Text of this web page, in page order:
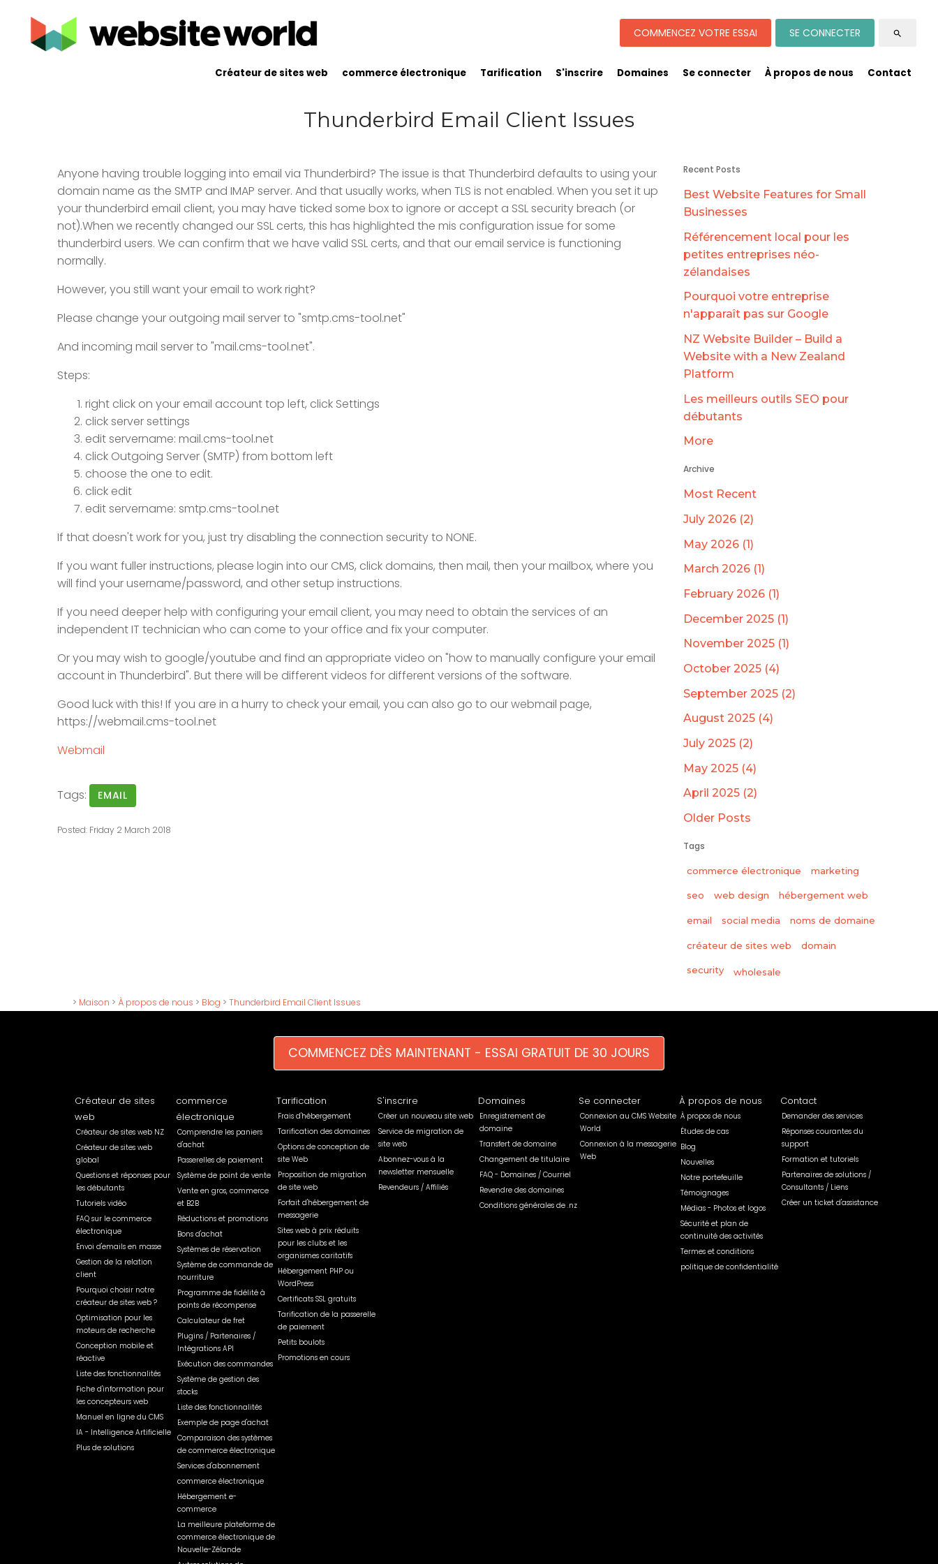
Créateur de sites web commerce électronique Tarification S'inscrire Domaines Se connecter À propos de nous Contact
COMMENCEZ VOTRE ESSAI SE CONNECTER search
Thunderbird Email Client Issues
Anyone having trouble logging into email via Thunderbird? The issue is that Thunderbird defaults to using your
domain name as the SMTP and IMAP server. And that usually works, when TLS is not enabled. When you set it up
your thunderbird email client, you may have ticked some box to ignore or accept a SSL security breach (or
not).When we recently changed our SSL certs, this has highlighted the mis configuration issue for some
thunderbird users. We can confirm that we have valid SSL certs, and that our email service is functioning
normally.
However, you still want your email to work right?
Please change your outgoing mail server to "smtp.cms-tool.net"
And incoming mail server to "mail.cms-tool.net".
Steps:
right click on your email account top left, click Settings
click server settings
edit servername: mail.cms-tool.net
click Outgoing Server (SMTP) from bottom left
choose the one to edit.
click edit
edit servername: smtp.cms-tool.net
If that doesn't work for you, just try disabling the connection security to NONE.
If you want fuller instructions, please login into our CMS, click domains, then mail, then your mailbox, where you
will find your username/password, and other setup instructions.
If you need deeper help with configuring your email client, you may need to obtain the services of an
independent IT technician who can come to your office and fix your computer.
Or you may wish to google/youtube and find an appropriate video on "how to manually configure your email
account in Thunderbird". But there will be different videos for different versions of the software.
Good luck with this! If you are in a hurry to check your email, you can also go to our webmail page,
https://webmail.cms-tool.net
Webmail
Tags: EMAIL
Posted: Friday 2 March 2018
Recent Posts
Best Website Features for Small
Businesses
Référencement local pour les
petites entreprises néo-
zélandaises
Pourquoi votre entreprise
n'apparaît pas sur Google
NZ Website Builder – Build a
Website with a New Zealand
Platform
Les meilleurs outils SEO pour
débutants
More
Archive
Most Recent
July 2026 (2)
May 2026 (1)
March 2026 (1)
February 2026 (1)
December 2025 (1)
November 2025 (1)
October 2025 (4)
September 2025 (2)
August 2025 (4)
July 2025 (2)
May 2025 (4)
April 2025 (2)
Older Posts
Tags
commerce électronique marketing
seo web design hébergement web
email social media noms de domaine
créateur de sites web domain
security wholesale
> Maison > À propos de nous > Blog > Thunderbird Email Client Issues
COMMENCEZ DÈS MAINTENANT - ESSAI GRATUIT DE 30 JOURS
Créateur de sites
web
Créateur de sites web NZ
Créateur de sites web
global
Questions et réponses pour
les débutants
Tutoriels vidéo
FAQ sur le commerce
électronique
Envoi d'emails en masse
Gestion de la relation
client
Pourquoi choisir notre
créateur de sites web ?
Optimisation pour les
moteurs de recherche
Conception mobile et
réactive
Liste des fonctionnalités
Fiche d'information pour
les concepteurs web
Manuel en ligne du CMS
IA - Intelligence Artificielle
Plus de solutions
commerce
électronique
Comprendre les paniers
d'achat
Passerelles de paiement
Système de point de vente
Vente en gros, commerce
et B2B
Réductions et promotions
Bons d'achat
Systèmes de réservation
Système de commande de
nourriture
Programme de fidélité à
points de récompense
Calculateur de fret
Plugins / Partenaires /
Intégrations API
Exécution des commandes
Système de gestion des
stocks
Liste des fonctionnalités
Exemple de page d'achat
Comparaison des systèmes
de commerce électronique
Services d'abonnement
commerce électronique
Hébergement e-
commerce
La meilleure plateforme de
commerce électronique de
Nouvelle-Zélande
Tarification
Frais d'hébergement
Tarification des domaines
Options de conception de
site Web
Proposition de migration
de site web
Forfait d'hébergement de
messagerie
Sites web à prix réduits
pour les clubs et les
organismes caritatifs
Hébergement PHP ou
WordPress
Certificats SSL gratuits
Tarification de la passerelle
de paiement
Petits boulots
Promotions en cours
S'inscrire
Créer un nouveau site web
Service de migration de
site web
Abonnez-vous à la
newsletter mensuelle
Revendeurs / Affiliés
Domaines
Enregistrement de
domaine
Transfert de domaine
Changement de titulaire
FAQ - Domaines / Courriel
Revendre des domaines
Conditions générales de .nz
Se connecter
Connexion au CMS Website
World
Connexion à la messagerie
Web
À propos de nous
À propos de nous
Études de cas
Blog
Nouvelles
Notre portefeuille
Témoignages
Médias - Photos et logos
Sécurité et plan de
continuité des activités
Termes et conditions
politique de confidentialité
Contact
Demander des services
Réponses courantes du
support
Formation et tutoriels
Partenaires de solutions /
Consultants / Liens
Créer un ticket d'assistance